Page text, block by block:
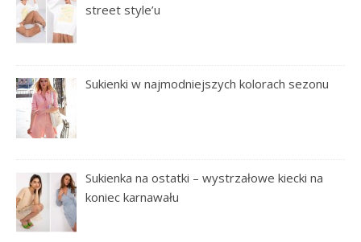
street style’u
Sukienki w najmodniejszych kolorach sezonu
Sukienka na ostatki – wystrzałowe kiecki na
koniec karnawału